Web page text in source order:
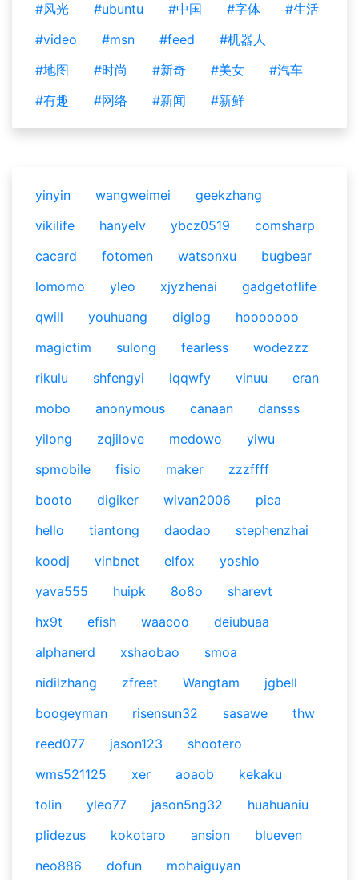
#风光
#ubuntu #中国 #字体
#生活
#video
#msn #feed
#机器人
#地图
#时尚 #新奇 #美女
#汽车
#有趣
#网络 #新闻 #新鲜
yinyin wangweimei
geekzhang
vikilife
hanyelv ybcz0519
comsharp
cacard
fotomen watsonxu
bugbear
lomomo
yleo xjyzhenai
gadgetoflife
qwill
youhuang diglog
hooooooo
magictim
sulong fearless
wodezzz
rikulu
shfengyi lqqwfy vinuu
eran
mobo
anonymous canaan
dansss
yilong
zqjilove medowo
yiwu
spmobile
fisio maker
zzzffff
booto
digiker wivan2006
pica
hello
tiantong daodao
stephenzhai
koodj
vinbnet elfox
yoshio
yava555
huipk 8o8o
sharevt
hx9t
efish waacoo
deiubuaa
alphanerd
xshaobao
smoa
nidilzhang
zfreet Wangtam
jgbell
boogeyman
risensun32 sasawe
thw
reed077
jason123
shootero
wms521125
xer aoaob
kekaku
tolin
yleo77 jason5ng32
huahuaniu
plidezus
kokotaro ansion
blueven
neo886
dofun mohaiguyan